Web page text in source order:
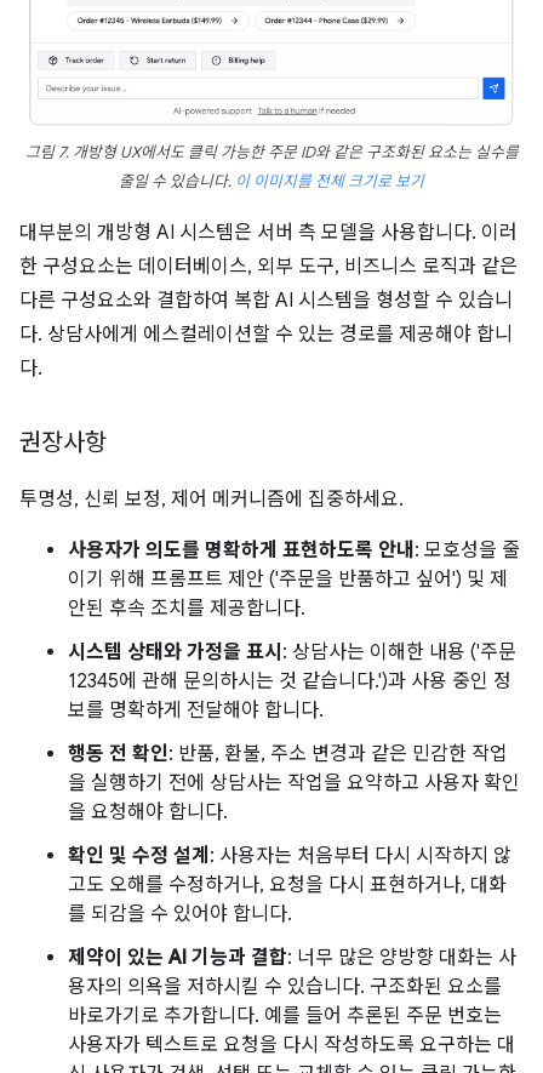
그림 7. 개방형 UX에서도 클릭 가능한 주문 ID와 같은 구조화된 요소는 실수를
줄일 수 있습니다. 이 이미지를 전체 크기로 보기
대부분의 개방형 AI 시스템은 서버 측 모델을 사용합니다. 이러
한 구성요소는 데이터베이스, 외부 도구, 비즈니스 로직과 같은
다른 구성요소와 결합하여 복합 AI 시스템을 형성할 수 있습니
다. 상담사에게 에스컬레이션할 수 있는 경로를 제공해야 합니
다.
권장사항
투명성, 신뢰 보정, 제어 메커니즘에 집중하세요.
사용자가 의도를 명확하게 표현하도록 안내 : 모호성을 줄
이기 위해 프롬프트 제안 ('주문을 반품하고 싶어') 및 제
안된 후속 조치를 제공합니다.
시스템 상태와 가정을 표시 : 상담사는 이해한 내용 ('주문
12345에 관해 문의하시는 것 같습니다.')과 사용 중인 정
보를 명확하게 전달해야 합니다.
행동 전 확인: 반품, 환불, 주소 변경과 같은 민감한 작업
을 실행하기 전에 상담사는 작업을 요약하고 사용자 확인
을 요청해야 합니다.
확인 및 수정 설계 : 사용자는 처음부터 다시 시작하지 않
고도 오해를 수정하거나, 요청을 다시 표현하거나, 대화
를 되감을 수 있어야 합니다.
제약이 있는 AI 기능과 결합: 너무 많은 양방향 대화는 사
용자의 의욕을 저하시킬 수 있습니다. 구조화된 요소를
바로가기로 추가합니다. 예를 들어 추론된 주문 번호는
사용자가 텍스트로 요청을 다시 작성하도록 요구하는 대